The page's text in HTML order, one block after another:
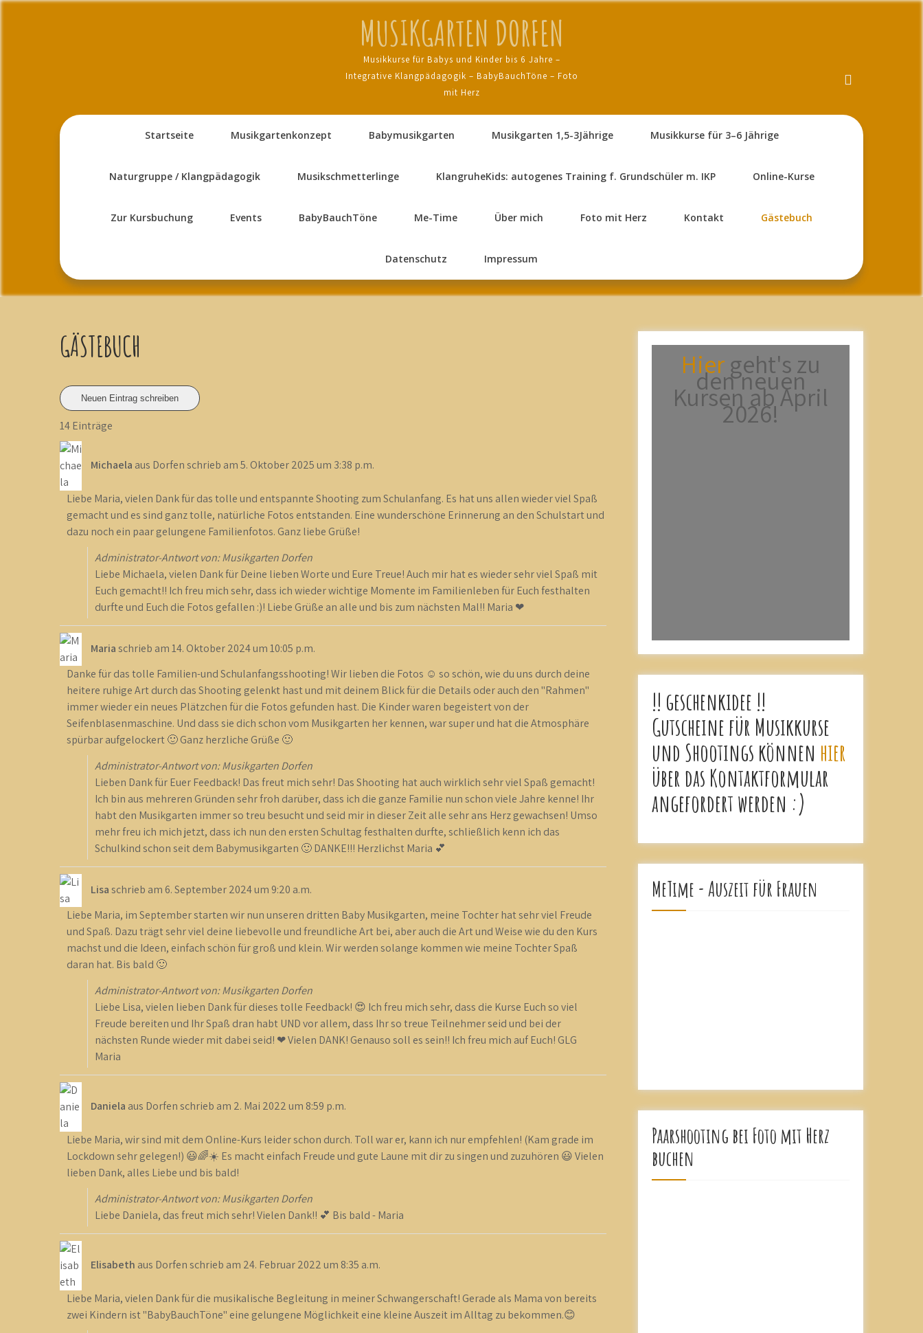
Skip
MUSIKGARTEN DORFEN
Musikkurse für Babys und Kinder bis 6 Jahre –
Integrative Klangpädagogik – BabyBauchTöne – Foto
mit Herz
Startseite Musikgartenkonzept Babymusikgarten Musikgarten 1,5-3Jährige Musikkurse für 3–6 Jährige
Naturgruppe / Klangpädagogik Musikschmetterlinge KlangruheKids: autogenes Training f. Grundschüler m. IKP Online-Kurse
Zur Kursbuchung Events BabyBauchTöne Me-Time Über mich Foto mit Herz Kontakt Gästebuch
Datenschutz Impressum
GÄSTEBUCH
14 Einträge
Michaela aus Dorfenschrieb am5. Oktober 2025um 3:38 p.m.
Liebe Maria, vielen Dank für das tolle und entspannte Shooting zum Schulanfang. Es hat uns allen wieder viel Spaß
gemacht und es sind ganz tolle, natürliche Fotos entstanden. Eine wunderschöne Erinnerung an den Schulstart und
dazu noch ein paar gelungene Familienfotos. Ganz liebe Grüße!
Administrator-Antwort von: Musikgarten Dorfen
Liebe Michaela, vielen Dank für Deine lieben Worte und Eure Treue! Auch mir hat es wieder sehr viel Spaß mit
Euch gemacht!! Ich freu mich sehr, dass ich wieder wichtige Momente im Familienleben für Euch festhalten
durfte und Euch die Fotos gefallen :)! Liebe Grüße an alle und bis zum nächsten Mal!! Maria ❤
Mariaschrieb am14. Oktober 2024um10:05 p.m.
Danke für das tolle Familien-und Schulanfangsshooting! Wir lieben die Fotos ☺️ so schön, wie du uns durch deine
heitere ruhige Art durch das Shooting gelenkt hast und mit deinem Blick für die Details oder auch den "Rahmen"
immer wieder ein neues Plätzchen für die Fotos gefunden hast. Die Kinder waren begeistert von der
Seifenblasenmaschine. Und dass sie dich schon vom Musikgarten her kennen, war super und hat die Atmosphäre
spürbar aufgelockert 🙂 Ganz herzliche Grüße 🙂
Administrator-Antwort von: Musikgarten Dorfen
Lieben Dank für Euer Feedback! Das freut mich sehr! Das Shooting hat auch wirklich sehr viel Spaß gemacht!
Ich bin aus mehreren Gründen sehr froh darüber, dass ich die ganze Familie nun schon viele Jahre kenne! Ihr
habt den Musikgarten immer so treu besucht und seid mir in dieser Zeit alle sehr ans Herz gewachsen! Umso
mehr freu ich mich jetzt, dass ich nun den ersten Schultag festhalten durfte, schließlich kenn ich das
Schulkind schon seit dem Babymusikgarten 🙂 DANKE!!! Herzlichst Maria 💕
Lisaschrieb am 6. September 2024um 9:20 a.m.
Liebe Maria, im September starten wir nun unseren dritten Baby Musikgarten, meine Tochter hat sehr viel Freude
und Spaß. Dazu trägt sehr viel deine liebevolle und freundliche Art bei, aber auch die Art und Weise wie du den Kurs
machst und die Ideen, einfach schön für groß und klein. Wir werden solange kommen wie meine Tochter Spaß
daran hat. Bis bald 🙂
Administrator-Antwort von: Musikgarten Dorfen
Liebe Lisa, vielen lieben Dank für dieses tolle Feedback! 😍 Ich freu mich sehr, dass die Kurse Euch so viel
Freude bereiten und Ihr Spaß dran habt UND vor allem, dass Ihr so treue Teilnehmer seid und bei der
nächsten Runde wieder mit dabei seid! ❤ Vielen DANK! Genauso soll es sein!! Ich freu mich auf Euch! GLG
Maria
Daniela aus Dorfenschrieb am 2. Mai 2022um 8:59 p.m.
Liebe Maria, wir sind mit dem Online-Kurs leider schon durch. Toll war er, kann ich nur empfehlen! (Kam grade im
Lockdown sehr gelegen!) 😃🌈☀️ Es macht einfach Freude und gute Laune mit dir zu singen und zuzuhören 😃 Vielen
lieben Dank, alles Liebe und bis bald!
Administrator-Antwort von: Musikgarten Dorfen
Liebe Daniela, das freut mich sehr! Vielen Dank!! 💕 Bis bald - Maria
Elisabeth aus Dorfenschrieb am 24. Februar 2022um 8:35 a.m.
Liebe Maria, vielen Dank für die musikalische Begleitung in meiner Schwangerschaft! Gerade als Mama von bereits
zwei Kindern ist "BabyBauchTöne" eine gelungene Möglichkeit eine kleine Auszeit im Alltag zu bekommen.😊
Hiergeht's zu
den neuen
Kursen ab April
2026!
!! geschenkidee !!
Gutscheine für Musikkurse
und Shootings können hier
über das Kontaktformular
angefordert werden :)
MeTime - Auszeit für Frauen
Paarshooting bei Foto mit Herz
buchen